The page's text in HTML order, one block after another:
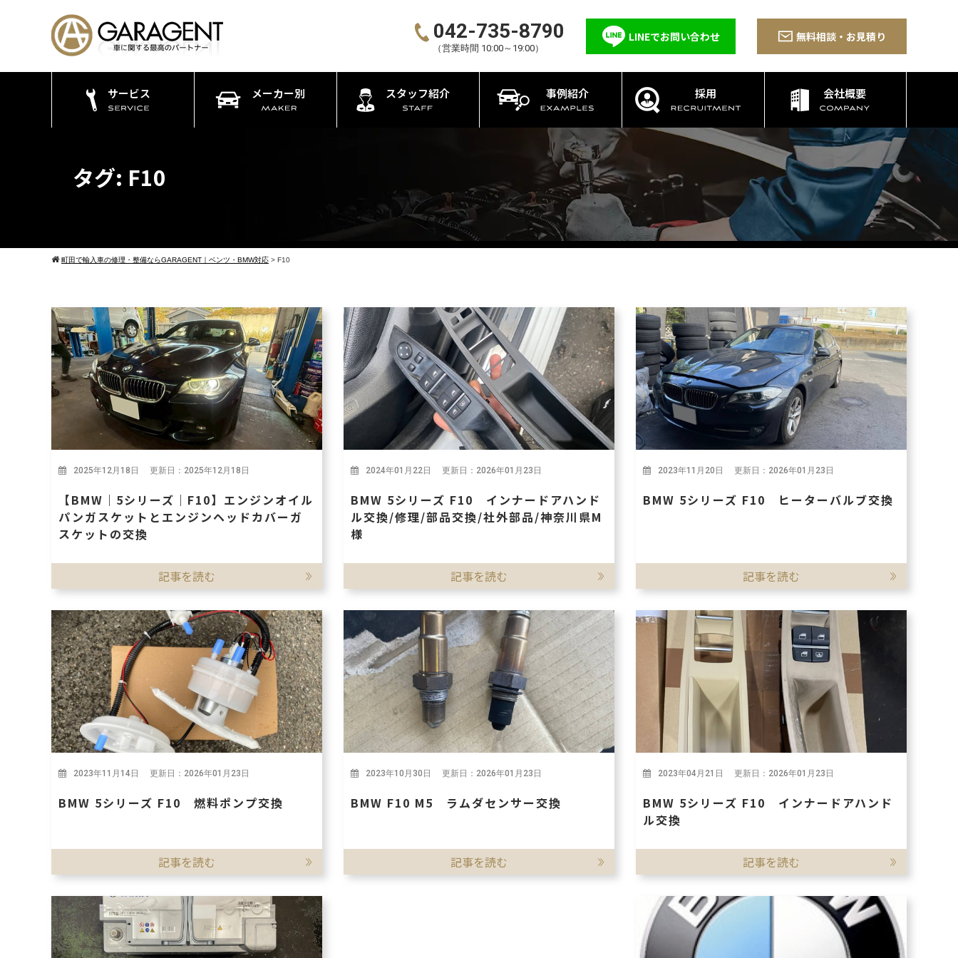
042-735-8790
（営業時間 10:00～19:00）
LINEでお問い合わせ 無料相談・お見積り
サービス メーカー別 スタッフ紹介 事例紹介 採用 会社概要
タグ: F10
町田で輸入車の修理・整備ならGARAGENT｜ベンツ・BMW対応 > F10
2025年12月18日 更新日：2025年12月18日
【BMW｜5シリーズ｜F10】エンジンオイル
パンガスケットとエンジンヘッドカバーガ
スケットの交換
記事を読む
2024年01月22日 更新日：2026年01月23日
BMW 5シリーズ F10 インナードアハンド
ル交換/修理/部品交換/社外部品/神奈川県M
様
記事を読む
2023年11月20日 更新日：2026年01月23日
BMW 5シリーズ F10 ヒーターバルブ交換
記事を読む
2023年11月14日 更新日：2026年01月23日
BMW 5シリーズ F10 燃料ポンプ交換
記事を読む
2023年10月30日 更新日：2026年01月23日
BMW F10 M5 ラムダセンサー交換
記事を読む
2023年04月21日 更新日：2026年01月23日
BMW 5シリーズ F10 インナードアハンド
ル交換
記事を読む